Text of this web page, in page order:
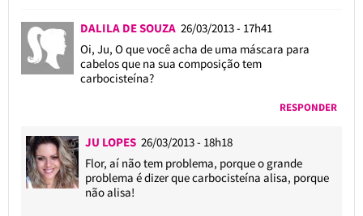
DALILA DE SOUZA 26/03/2013 - 17h41
Oi, Ju, O que você acha de uma máscara para
cabelos que na sua composição tem
carbocisteína?
RESPONDER
JU LOPES26/03/2013 - 18h18
Flor, aí não tem problema, porque o grande
problema é dizer que carbocisteína alisa, porque
não alisa!